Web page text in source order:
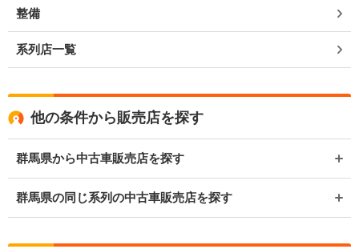
整備
系列店一覧
他の条件から販売店を探す
群馬県から中古車販売店を探す
群馬県の同じ系列の中古車販売店を探す